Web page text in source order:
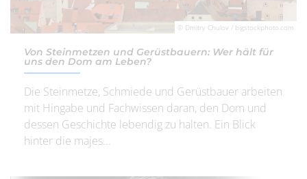
© Dmitry Chulov / bigstockphoto.com
Von Steinmetzen und Gerüstbauern: Wer hält für
uns den Dom am Leben?
Die Steinmetze, Schmiede und Gerüstbauer arbeiten
mit Hingabe und Fachwissen daran, den Dom und
dessen Geschichte lebendig zu halten. Ein Blick
hinter die majes...